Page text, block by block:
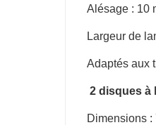
Alésage : 10
Largeur de
Adaptés aux
2 disques à
Dimensions :